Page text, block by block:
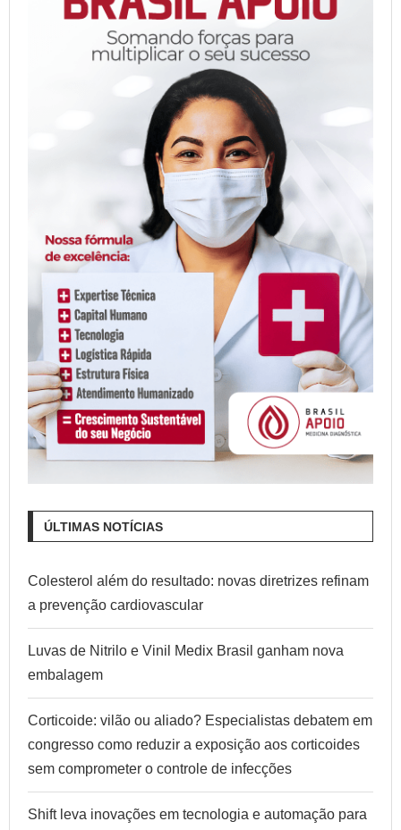
ÚLTIMAS NOTÍCIAS
Colesterol além do resultado: novas diretrizes refinam
a prevenção cardiovascular
Luvas de Nitrilo e Vinil Medix Brasil ganham nova
embalagem
Corticoide: vilão ou aliado? Especialistas debatem em
congresso como reduzir a exposição aos corticoides
sem comprometer o controle de infecções
Shift leva inovações em tecnologia e automação para